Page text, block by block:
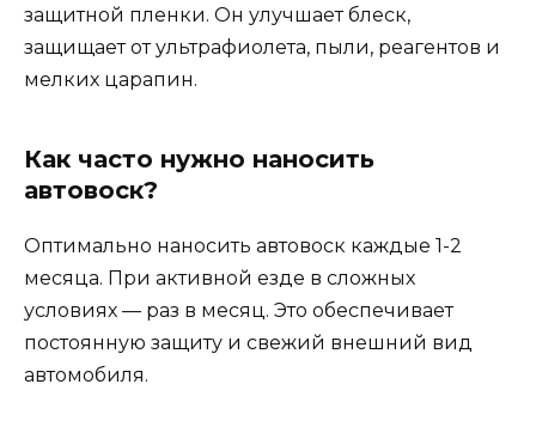
защитной пленки. Он улучшает блеск,
защищает от ультрафиолета, пыли, реагентов и
мелких царапин.
Как часто нужно наносить
автовоск?
Оптимально наносить автовоск каждые 1-2
месяца. При активной езде в сложных
условиях — раз в месяц. Это обеспечивает
постоянную защиту и свежий внешний вид
автомобиля.